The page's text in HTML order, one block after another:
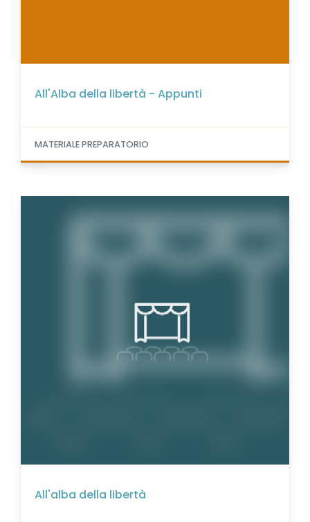
All'Alba della libertà - Appunti
MATERIALE PREPARATORIO
All'alba della libertà